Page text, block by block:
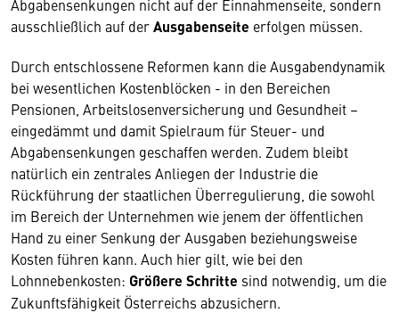
Abgabensenkungen nicht auf der Einnahmenseite, sondern
ausschließlich auf derAusgabenseite erfolgen müssen.
Durch entschlossene Reformen kann die Ausgabendynamik
bei wesentlichen Kostenblöcken - in den Bereichen
Pensionen, Arbeitslosenversicherung und Gesundheit –
eingedämmt und damit Spielraum für Steuer- und
Abgabensenkungen geschaffen werden. Zudem bleibt
natürlich ein zentrales Anliegen der Industrie die
Rückführung der staatlichen Überregulierung, die sowohl
im Bereich der Unternehmen wie jenem der öffentlichen
Hand zu einer Senkung der Ausgaben beziehungsweise
Kosten führen kann. Auch hier gilt, wie bei den
Lohnnebenkosten: Größere Schritte sind notwendig, um die
Zukunftsfähigkeit Österreichs abzusichern.